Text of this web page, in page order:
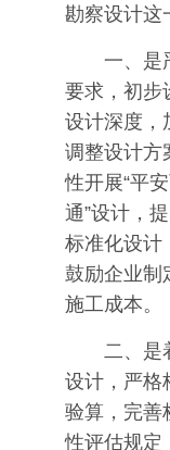
勘察设计这
一、是
要求，初步
设计深度，
调整设计方
性开展“平
通”设计，
标准化设计
鼓励企业制
施工成本。
二、是
设计，严格
验算，完善
性评估规定